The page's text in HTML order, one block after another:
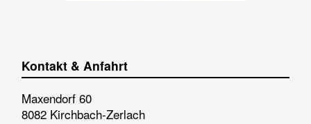
Kontakt & Anfahrt
Maxendorf 60
8082 Kirchbach-Zerlach